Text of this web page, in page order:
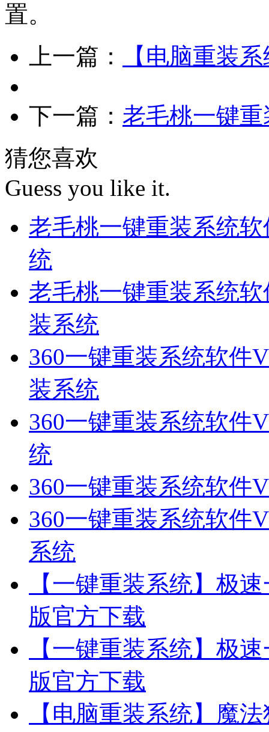
置。
上一篇：
【电脑重装
下一篇： 老毛桃一键
猜您喜欢
Guess you like it.
老毛桃一键重装系统
统
老毛桃一键重装系统
装系统
360一键重装系统软件
装系统
360一键重装系统软件
统
360一键重装系统软件
360一键重装系统软件
系统
【一键重装系统】极
版官方下载
【一键重装系统】极
版官方下载
【电脑重装系统】魔